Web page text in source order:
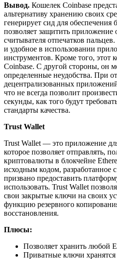
Вывод. Кошелек Coinbase
альтернативу хранению своих
генерирует сид для обеспечения
позволяет защитить приложение
считывателя отпечатков
и удобное в использовании
инструментов. Кроме того, этот
Coinbase. С другой стороны, он
определенные неудобства. При
децентрализованных
что не всегда позволит
секунды, как того будут
стандарты качества.
Trust Wallet
Trust Wallet — это приложение
которое позволяет отправлять,
криптовалюты в блокчейне
исходным кодом, разработанное
призвано предоставить
использовать. Trust Wallet
свои закрытые ключи на своих
функцию резервного
восстановления.
Плюсы:
Позволяет хранить любой
Приватные ключи хранятся